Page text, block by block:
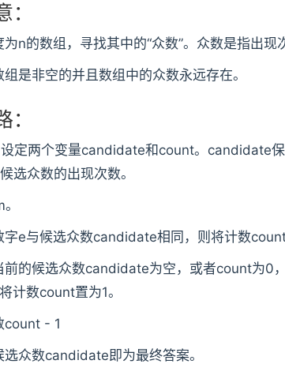
n的数组，寻找其中的“众数”。众数是指出现
是非空的并且数组中的众数永远存在。
设定两个变量candidate和count。candidate保
选众数的出现次数。
字e与候选众数candidate相同，则将计数
前的候选众数candidate为空，或者count为0
计数count置为1。
count - 1
众数candidate即为最终答案。